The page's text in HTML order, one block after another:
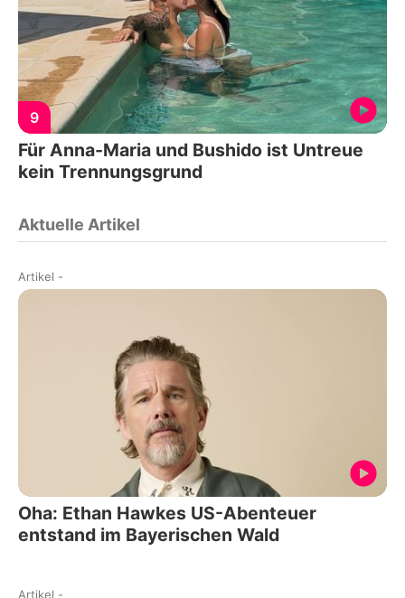
9
Für Anna-Maria und Bushido ist Untreue
kein Trennungsgrund
Aktuelle Artikel
Artikel -
Oha: Ethan Hawkes US-Abenteuer
entstand im Bayerischen Wald
Artikel -